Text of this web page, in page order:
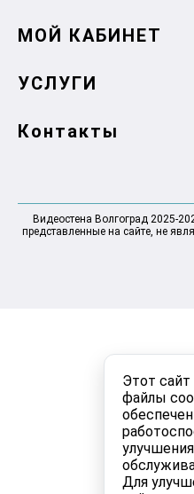
Этот сайт
файлы
Для
МОЙ КАБИНЕТ
УСЛУГИ
Контакты
Видеостена Волгоград 2025-
представленные на сайте, не